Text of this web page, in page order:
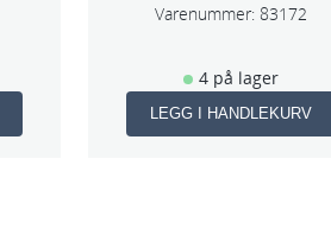
Varenummer: 83172
4 på lager
LEGG I HANDLEKURV